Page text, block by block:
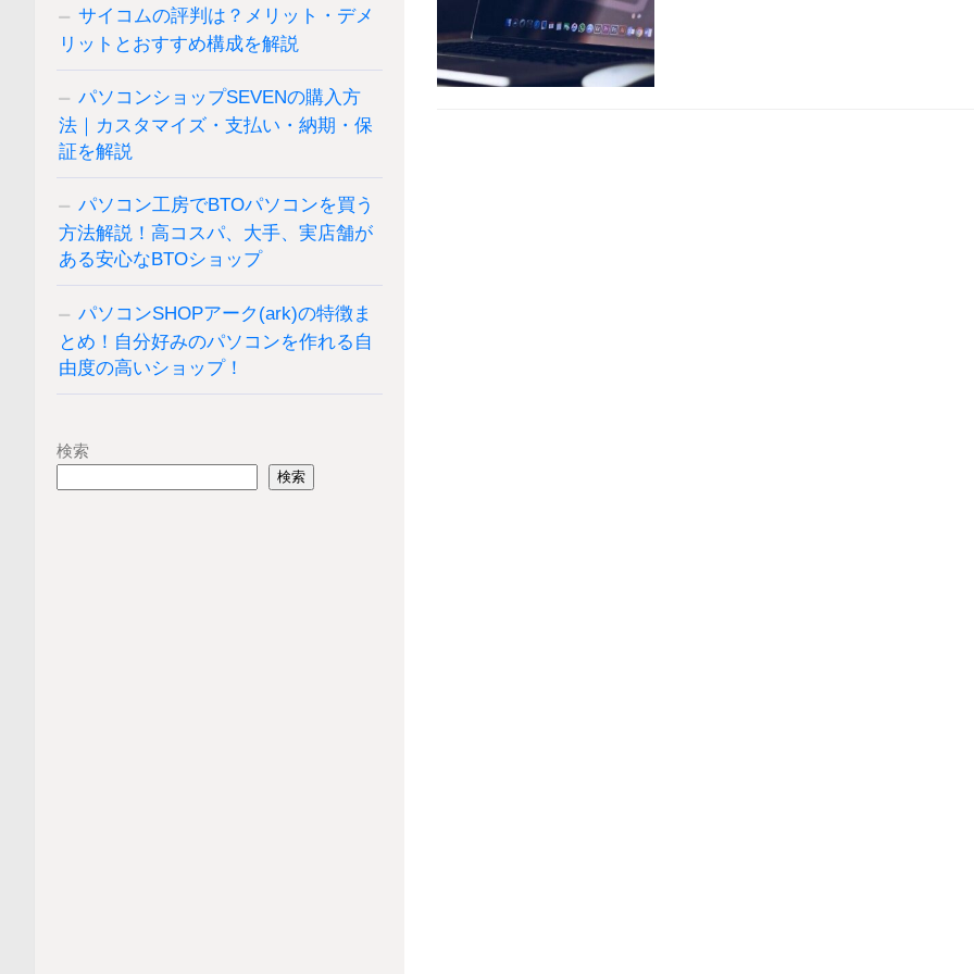
サイコムの評判は？メリット・デメ
リットとおすすめ構成を解説
パソコンショップSEVENの購入方
法｜カスタマイズ・支払い・納期・保
証を解説
パソコン工房でBTOパソコンを買う
方法解説！高コスパ、大手、実店舗が
ある安心なBTOショップ
パソコンSHOPアーク(ark)の特徴ま
とめ！自分好みのパソコンを作れる自
由度の高いショップ！
検索
検索